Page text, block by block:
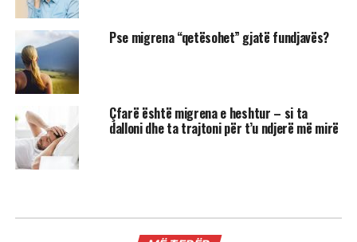
Pse migrena “qetësohet” gjatë fundjavës?
Çfarë është migrena e heshtur – si ta
dalloni dhe ta trajtoni për t’u ndjerë më mirë